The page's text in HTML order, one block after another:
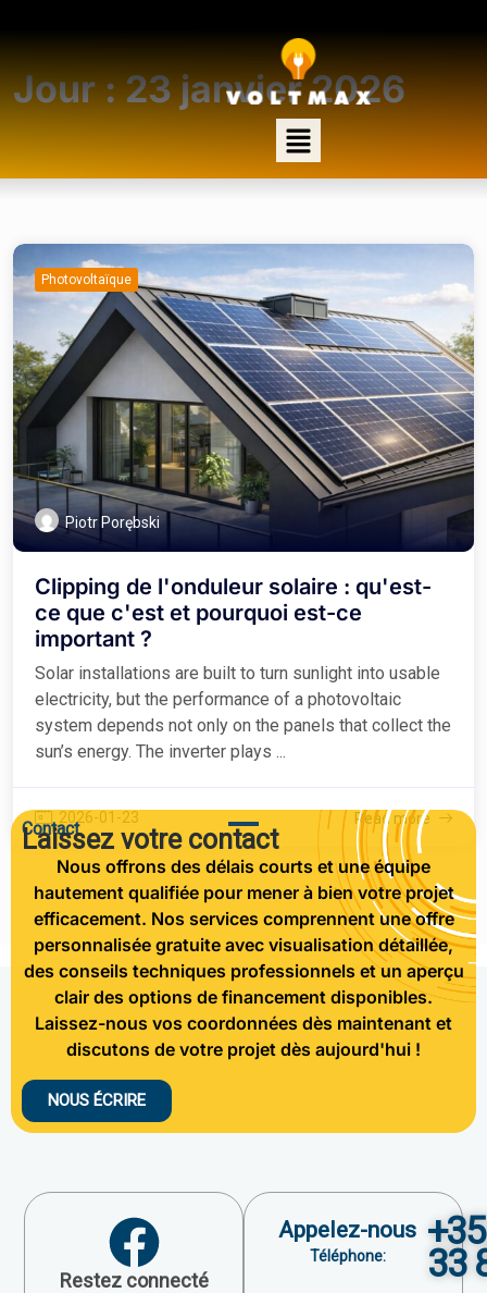
Jour :23 janvier 2026
Photovoltaïque
Piotr Porębski
Clipping de l'onduleur solaire : qu'est-
ce que c'est et pourquoi est-ce
important ?
Solar installations are built to turn sunlight into usable
electricity, but the performance of a photovoltaic
system depends not only on the panels that collect the
sun’s energy. The inverter plays ...
2026-01-23 Read more
Contact
Laissez votre contact
Nous offrons des délais courts et une équipe
hautement qualifiée pour mener à bien votre projet
efficacement. Nos services comprennent une offre
personnalisée gratuite avec visualisation détaillée,
des conseils techniques professionnels et un aperçu
clair des options de financement disponibles.
Laissez-nous vos coordonnées dès maintenant et
discutons de votre projet dès aujourd'hui !
NOUS ÉCRIRE
Restez connecté
Appelez-nous
Téléphone: 33